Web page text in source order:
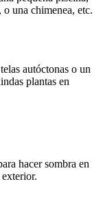
una chimenea, etc.
autóctonas o un
plantas en
hacer sombra en